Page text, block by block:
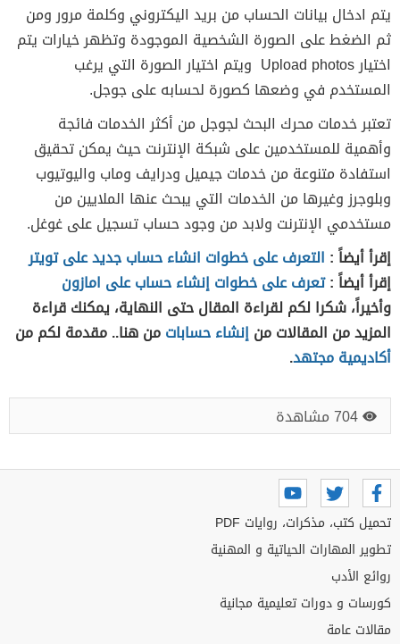
يتم ادخال بيانات الحساب من بريد اليكتروني وكلمة مرور ومن
ثم الضغط على الصورة الشخصية الموجودة وتظهر خيارات يتم
اختيار Upload photos ويتم اختيار الصورة التي يرغب
المستخدم في وضعها كصورة لحسابه على جوجل.
تعتبر خدمات محرك البحث لجوجل من أكثر الخدمات فائجة
وأهمية للمستخدمين على شبكة الإنترنت حيث يمكن تحقيق
استفادة متنوعة من خدمات جيميل ودرايف وماب واليوتيوب
وبلوجرز وغيرها من الخدمات التي يبحث عنها الملايين من
مستخدمي الإنترنت ولابد من وجود حساب تسجيل على غوغل.
إقرأ أيضاً : التعرف على خطوات انشاء حساب جديد على تويتر
إقرأ أيضاً :تعرف على خطوات إنشاء حساب على امازون
وأخيراً، شكرا لكم لقراءة المقال حتى النهاية، يمكنك قراءة
المزيد من المقالات منإنشاء حساباتمن هنا.. مقدمة لكم من
أكاديمية مجتهد.
704 مشاهدة
تحميل كتب، مذكرات، روايات PDF
تطوير المهارات الحياتية و المهنية
روائع الأدب
كورسات و دورات تعليمية مجانية
مقالات عامة